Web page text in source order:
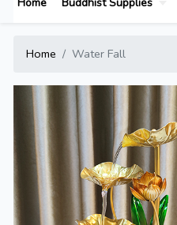
Home Water Fall